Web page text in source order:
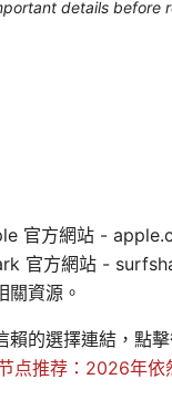
details before
官方網站 -
官方網站 -
資源。
的選擇連結，點
点推荐：2026年依